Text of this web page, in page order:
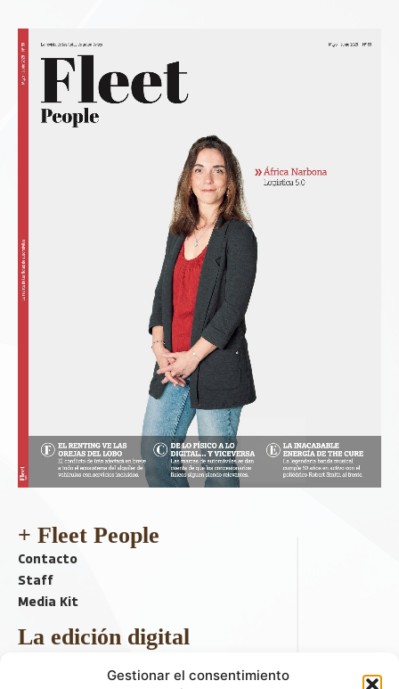
Gestionar el consentimiento
+ Fleet People
Contacto
Staff
Media Kit
La edición digital
Descargar último ejemplar